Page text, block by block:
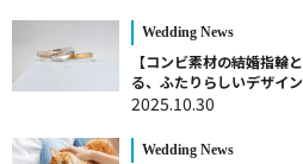
Wedding News
【コンビ素材の結婚指
る、ふたりらしいデザイン
2025.10.30
Wedding News